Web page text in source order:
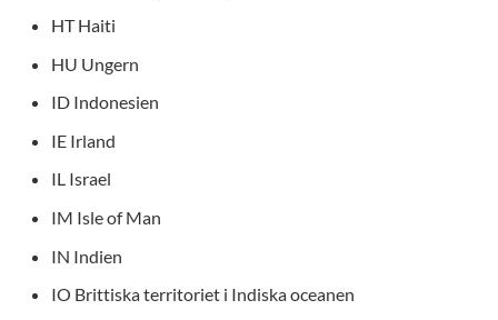
HT Haiti
HU Ungern
ID Indonesien
IE Irland
IL Israel
IM Isle of Man
IN Indien
IO Brittiska territoriet i Indiska oceanen